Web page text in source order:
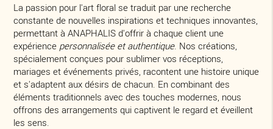
La passion pour l'art floral se traduit par une recherche
constante de nouvelles inspirations et techniques innovantes,
permettant à ANAPHALIS d'offrir à chaque client une
expérience personnalisée et authentique. Nos créations,
spécialement conçues pour sublimer vos réceptions,
mariages et événements privés, racontent une histoire unique
et s'adaptent aux désirs de chacun. En combinant des
éléments traditionnels avec des touches modernes, nous
offrons des arrangements qui captivent le regard et éveillent
les sens.